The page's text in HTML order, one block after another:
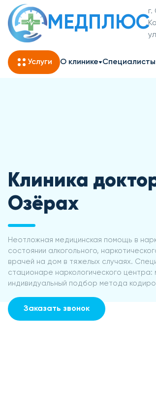
МЕДПЛЮС
Услуги О клинике Специалисты
Клиника
Озёрах
Неотложная медицинская помощь в
состоянии алкогольного,
врачей на дом в тяжелых случаях.
стационаре наркологического центра:
индивидуальный подбор метода
Заказать звонок